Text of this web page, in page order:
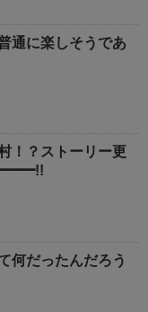
通に楽しそうであ
！？ストーリー更
何だったんだろう